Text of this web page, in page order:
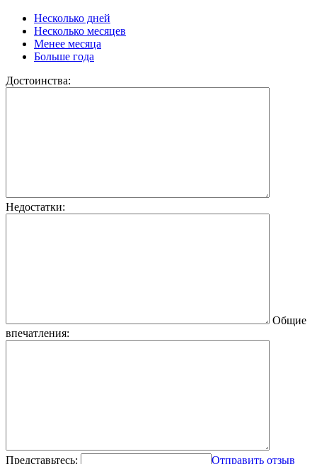
Несколько дней
Несколько месяцев
Менее месяца
Больше года
Достоинства:
Недостатки:
Общие
впечатления:
Представьтесь: Отправить отзыв